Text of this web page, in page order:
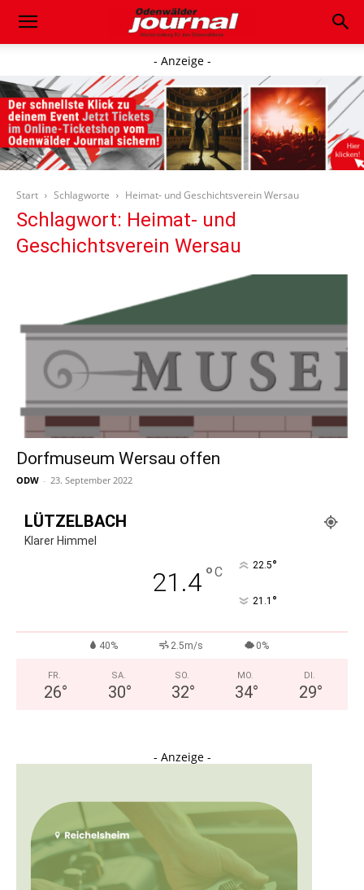
- Anzeige -
Start Schlagworte Heimat- und Geschichtsverein Wersau
Schlagwort: Heimat- und
Geschichtsverein Wersau
Dorfmuseum Wersau offen
ODW - 23. September 2022
LÜTZELBACH
Klarer Himmel
21.4°C 22.5°
21.1 °
40% 2.5m/s 0%
FR.
26°
SA.
30°
SO.
32°
MO.
34°
DI.
29°
- Anzeige -